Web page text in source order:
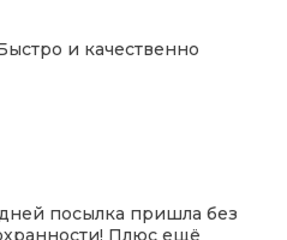
и качественно
посылка пришла без
Плюс ещё